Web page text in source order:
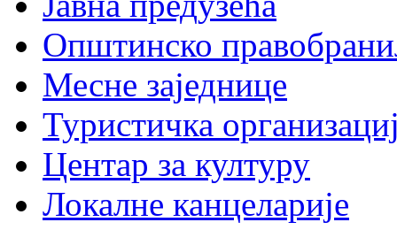
Општинско
Месне заједнице
Туристичка
Центaр за културу
Локалне канцеларије